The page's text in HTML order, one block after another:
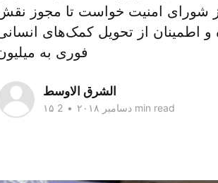
شورای امنیت خواست تا مجوز
اطمینان از تحویل کمک‌های
فوری به
الشرق الاوسط
۱۵ دسامبر ۲۰۱۸ • 2 min read